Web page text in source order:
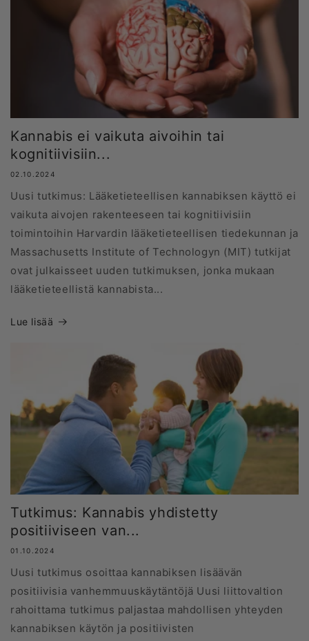
Kannabis ei vaikuta aivoihin tai
kognitiivisiin...
02.10.2024
Uusi tutkimus: Lääketieteellisen kannabiksen käyttö ei
vaikuta aivojen rakenteeseen tai kognitiivisiin
toimintoihin Harvardin lääketieteellisen tiedekunnan ja
Massachusetts Institute of Technologyn (MIT) tutkijat
ovat julkaisseet uuden tutkimuksen, jonka mukaan
lääketieteellistä kannabista...
Lue lisää
Tutkimus: Kannabis yhdistetty
positiiviseen van...
01.10.2024
Uusi tutkimus osoittaa kannabiksen lisäävän
positiivisia vanhemmuuskäytäntöjä Uusi liittovaltion
rahoittama tutkimus paljastaa mahdollisen yhteyden
kannabiksen käytön ja positiivisten